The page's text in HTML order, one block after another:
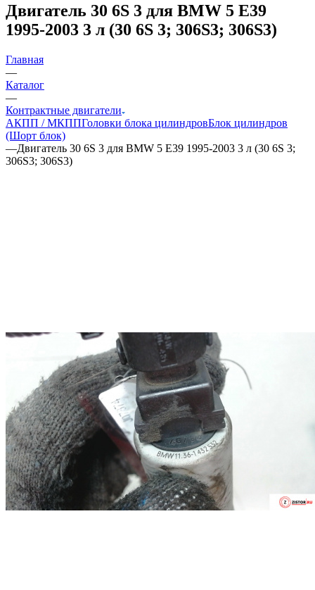
Двигатель 30 6S 3 для BMW 5 E39
1995-2003 3 л (30 6S 3; 306S3; 306S3)
Главная
—
Каталог
—
Контрактные двигатели
АКПП / МКППГоловки блока цилиндровБлок цилиндров
(Шорт блок)
—Двигатель 30 6S 3 для BMW 5 E39 1995-2003 3 л (30 6S 3;
306S3; 306S3)